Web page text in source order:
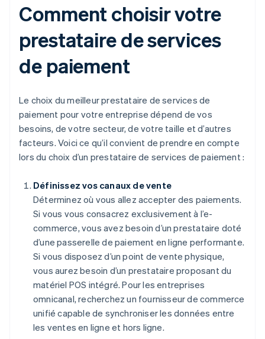
Comment choisir votre
prestataire de services
de paiement
Le choix du meilleur prestataire de services de
paiement pour votre entreprise dépend de vos
besoins, de votre secteur, de votre taille et d’autres
facteurs. Voici ce qu’il convient de prendre en compte
lors du choix d’un prestataire de services de paiement :
Définissez vos canaux de vente
Déterminez où vous allez accepter des paiements.
Si vous vous consacrez exclusivement à l’e-
commerce, vous avez besoin d’un prestataire doté
d’une passerelle de paiement en ligne performante.
Si vous disposez d’un point de vente physique,
vous aurez besoin d’un prestataire proposant du
matériel POS intégré. Pour les entreprises
omnicanal, recherchez un fournisseur de commerce
unifié capable de synchroniser les données entre
les ventes en ligne et hors ligne.